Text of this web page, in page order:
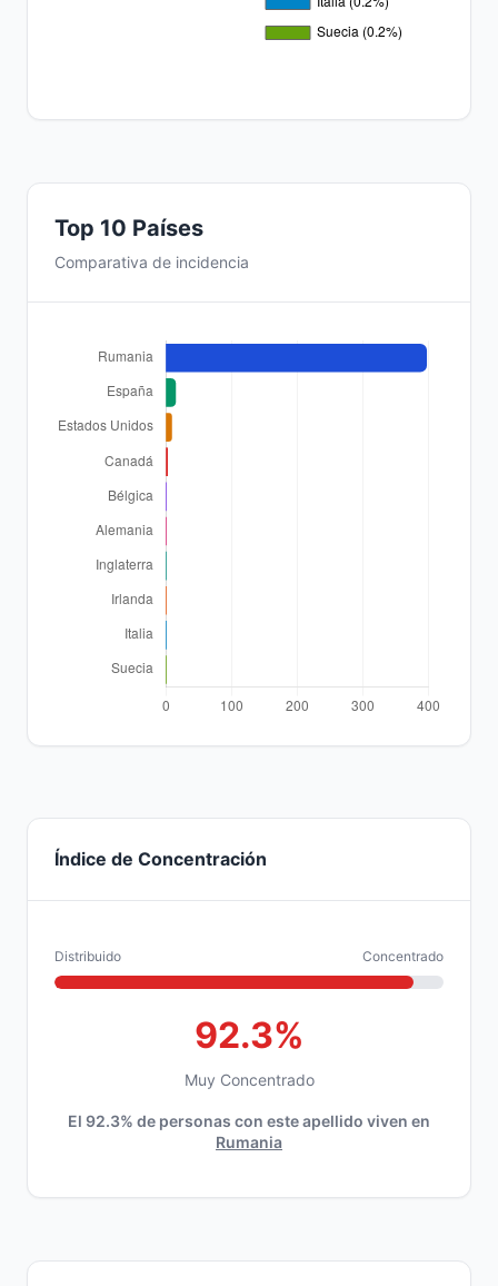
Top 10 Países
Comparativa de incidencia
Índice de Concentración
Distribuido Concentrado
92.3%
Muy Concentrado
El 92.3% de personas con este apellido viven en
Rumania